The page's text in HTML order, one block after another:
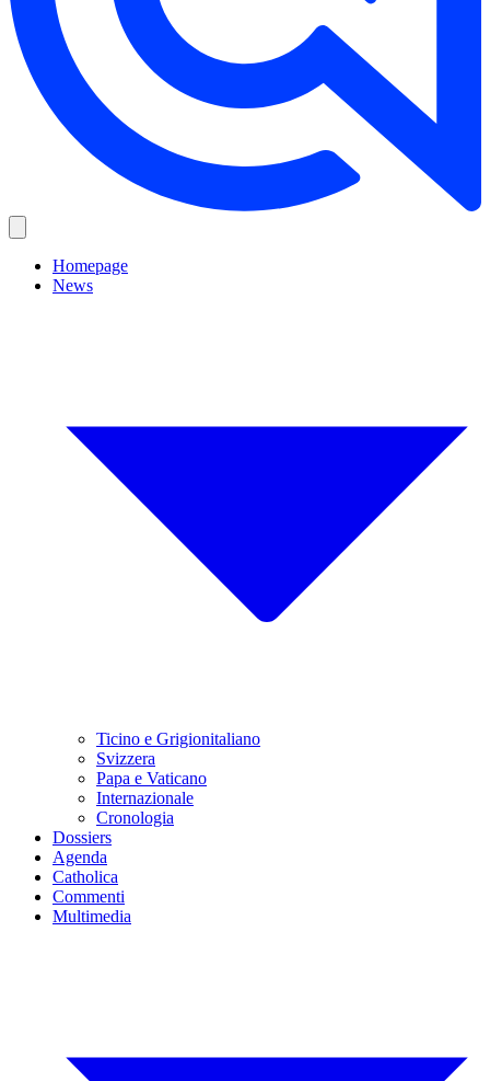
Homepage
News
Ticino e Grigionitaliano
Svizzera
Papa e Vaticano
Internazionale
Cronologia
Dossiers
Agenda
Catholica
Commenti
Multimedia